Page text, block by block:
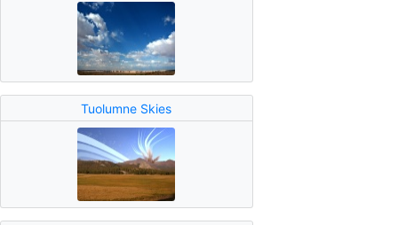
Tuolumne Skies